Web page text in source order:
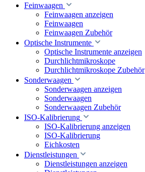
Feinwaagen
Feinwaagen anzeigen
Feinwaagen
Feinwaagen Zubehör
Optische Instrumente
Optische Instrumente anzeigen
Durchlichtmikroskope
Durchlichtmikroskope Zubehör
Sonderwaagen
Sonderwaagen anzeigen
Sonderwaagen
Sonderwaagen Zubehör
ISO-Kalibrierung
ISO-Kalibrierung anzeigen
ISO-Kalibrierung
Eichkosten
Dienstleistungen
Dienstleistungen anzeigen